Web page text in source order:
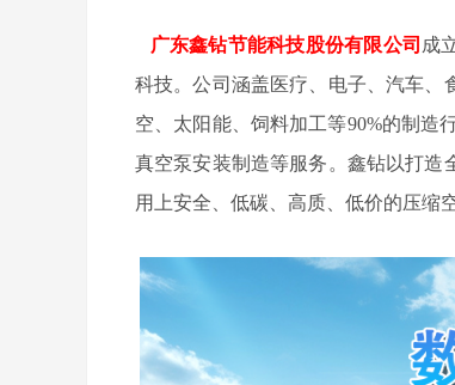
广东鑫钻节能科技股份有限公司 成
科技。公司涵盖医疗、电子、汽车、
空、太阳能、饲料加工等90%的制造
真空泵安装制造等服务。鑫钻以打造
用上安全、低碳、高质、低价的压缩空